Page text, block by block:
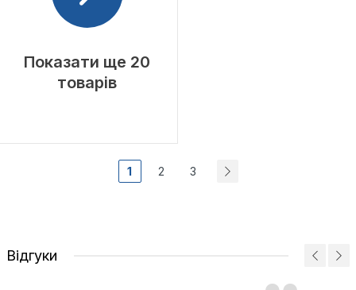
Показати ще 20
товарів
1 2 3
Відгуки